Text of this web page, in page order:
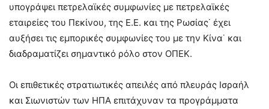
υπογράψει πετρελαϊκές συμφωνίες με πετρελαϊκές
εταιρείες του Πεκίνου, της Ε.Ε. και της Ρωσίας˙ έχει
αυξήσει τις εμπορικές συμφωνίες του με την Κίνα˙ και
διαδραματίζει σημαντικό ρόλο στον ΟΠΕΚ.
Οι επιθετικές στρατιωτικές απειλές από πλευράς Ισραήλ
και Σιωνιστών των ΗΠΑ επιτάχυναν τα προγράμματα